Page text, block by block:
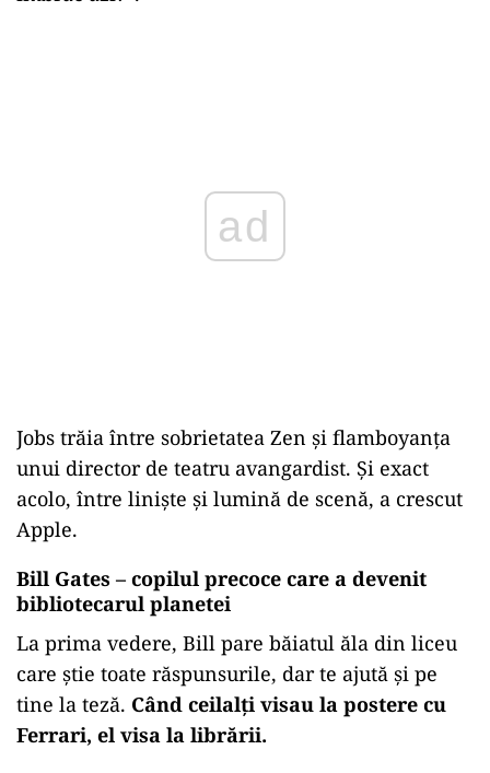
ad
Jobs trăia între sobrietatea Zen și flamboyanța
unui director de teatru avangardist. Și exact
acolo, între liniște și lumină de scenă, a crescut
Apple.
Bill Gates – copilul precoce care a devenit
bibliotecarul planetei
La prima vedere, Bill pare băiatul ăla din liceu
care știe toate răspunsurile, dar te ajută și pe
tine la teză. Când ceilalți visau la postere cu
Ferrari, el visa la librării.